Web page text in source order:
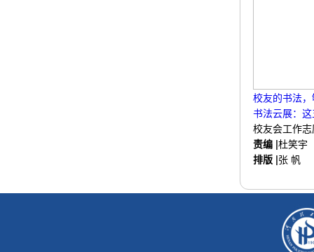
校友的书法
书法云展：
校友会工作
责编 |杜笑宇
排版 |张 帆